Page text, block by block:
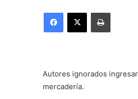
email
Facebook
X Imprimir
Autores ignorados
mercadería.